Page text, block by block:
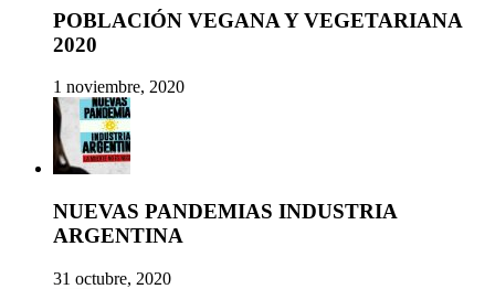
POBLACIÓN VEGANA Y VEGETARIANA
2020
1 noviembre, 2020
NUEVAS PANDEMIAS INDUSTRIA
ARGENTINA
31 octubre, 2020